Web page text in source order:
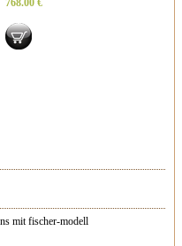
768.00 €
mit fischer-modell